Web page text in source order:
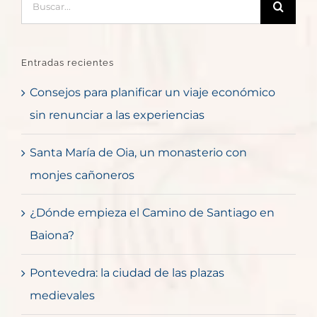
Entradas recientes
Consejos para planificar un viaje económico
sin renunciar a las experiencias
Santa María de Oia, un monasterio con
monjes cañoneros
¿Dónde empieza el Camino de Santiago en
Baiona?
Pontevedra: la ciudad de las plazas
medievales